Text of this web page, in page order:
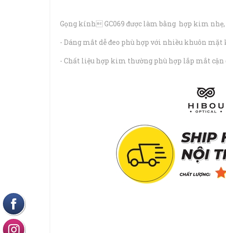
Gọng kính GC069 được làm bằng hợp kim
- Dáng mắt dễ đeo phù hợp với nhiều khuôn
- Chất liệu hợp kim thường phù hợp lắp mắt cận